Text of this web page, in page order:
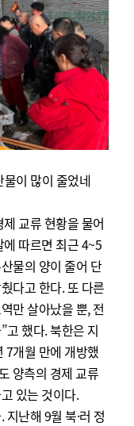
이 많이 줄었네
교류 현황을 물어
따르면 최근 4~5
물의 양이 줄어 단
다고 한다. 또 다른
만 살아났을 뿐, 전
고 했다. 북한은 지
7개월 만에 개방했
양측의 경제 교류
있는 것이다.
난해 9월 북·러 정